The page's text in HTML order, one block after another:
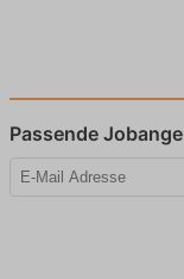
Passende